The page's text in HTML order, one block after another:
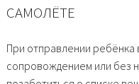
САМОЛЁТЕ
При отправлении ребёнка
сопровождением или без